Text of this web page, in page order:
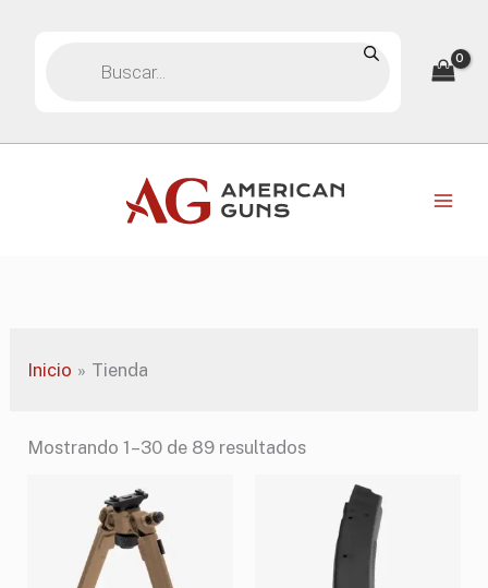
productos
Inicio Tienda
Mostrando 1–30 de 89 resultados